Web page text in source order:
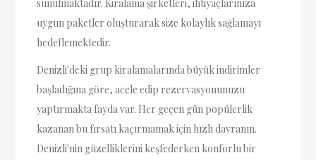
sunulmaktadır. Kiralama şirketleri, ihtiyaçlarınıza
uygun paketler oluşturarak size kolaylık sağlamayı
hedeflemektedir.
Denizli'deki grup kiralamalarında büyük indirimler
başladığına göre, acele edip rezervasyonunuzu
yaptırmakta fayda var. Her geçen gün popülerlik
kazanan bu fırsatı kaçırmamak için hızlı davranın.
Denizli'nin güzelliklerini keşfederken konforlu bir